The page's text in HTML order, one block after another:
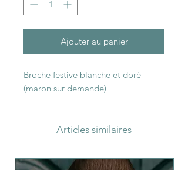
Ajouter au panier
Broche festive blanche et doré
(maron sur demande)
Articles similaires